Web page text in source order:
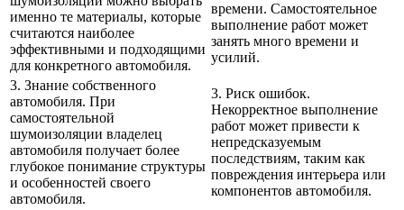
именно те материалы, которые
считаются наиболее
эффективными и подходящими
для конкретного автомобиля.
времени. Самостоятельное
выполнение работ может
занять много времени и
усилий.
3. Знание собственного
автомобиля. При
самостоятельной
шумоизоляции владелец
автомобиля получает более
глубокое понимание структуры
и особенностей своего
автомобиля.
3. Риск ошибок.
Некорректное выполнение
работ может привести к
непредсказуемым
последствиям, таким как
повреждения интерьера или
компонентов автомобиля.